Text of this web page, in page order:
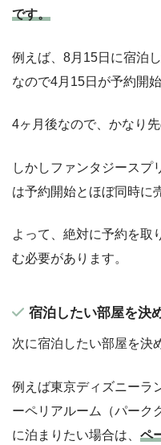
です。
例えば、8月15日に宿泊
なので4月15日が予約開始
4ヶ月後なので、かなり
しかしファンタジースプ
は予約開始とほぼ同時に
よって、絶対に予約を取
む必要があります。
宿泊したい部屋を決
次に宿泊したい部屋を決
例えば東京ディズニーラ
ーペリアルーム（パーク
に泊まりたい場合は、 ペ